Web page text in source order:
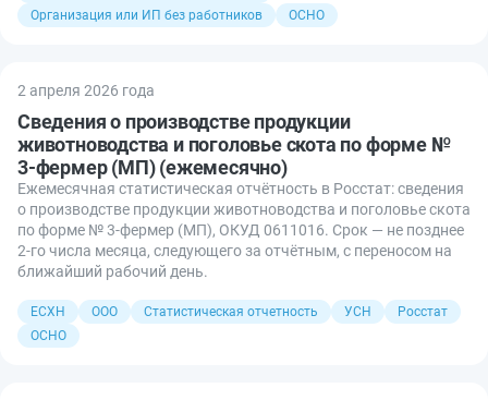
Организация или ИП без работников
ОСНО
2 апреля 2026 года
Сведения о производстве продукции
животноводства и поголовье скота по форме №
3-фермер (МП) (ежемесячно)
Ежемесячная статистическая отчётность в Росстат: сведения
о производстве продукции животноводства и поголовье скота
по форме № 3-фермер (МП), ОКУД 0611016. Срок — не позднее
2-го числа месяца, следующего за отчётным, с переносом на
ближайший рабочий день.
ЕСХН ООО Статистическая отчетность УСН
Росстат
ОСНО